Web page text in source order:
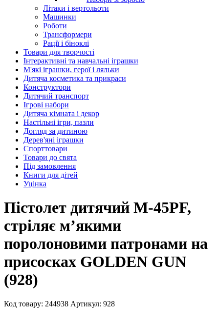
Літаки і вертольоти
Машинки
Роботи
Трансформери
Рації і біноклі
Товари для творчості
Інтерактивні та навчальні іграшки
М'які іграшки, герої і ляльки
Дитяча косметика та прикраси
Конструктори
Дитячий транспорт
Ігрові набори
Дитяча кімната і декор
Настільні ігри, пазли
Догляд за дитиною
Дерев'яні іграшки
Спорттовари
Товари до свята
Під замовлення
Книги для дітей
Уцінка
Пістолет дитячий M-45PF,
стріляє мʼякими
поролоновими патронами на
присосках GOLDEN GUN
(928)
Код товару: 244938 Артикул: 928